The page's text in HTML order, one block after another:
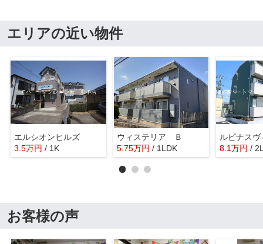
エリアの近い物件
エルシオンヒルズ
3.5万円 / 1K
ウィステリア Ｂ
5.75万円 / 1LDK
ルピナスヴ
8.1万円 /
お客様の声